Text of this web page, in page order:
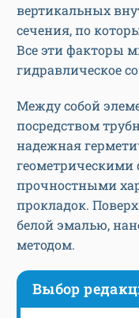
вертикальных
сечения, по
Все эти факторы
гидравлическое
Между собой
посредством
надежная
прочностными
прокладок.
белой эмалью,
методом.
Выбор